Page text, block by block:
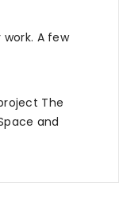
A few
The
and